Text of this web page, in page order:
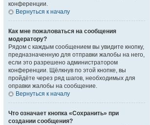
конференции.
Вернуться к началу
Как мне пожаловаться на сообщения
модератору?
Рядом с каждым сообщением вы увидите кнопку,
предназначенную для отправки жалобы на него,
если это разрешено администратором
конференции. Щёлкнув по этой кнопке, вы
пройдёте через ряд шагов, необходимых для
оправки жалобы на сообщение.
Вернуться к началу
Что означает кнопка «Сохранить» при
создании сообщения?